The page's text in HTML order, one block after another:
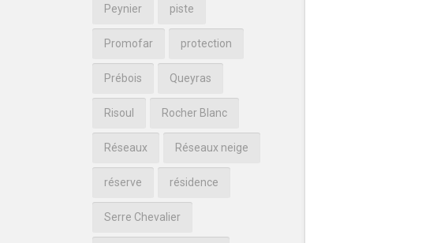
Peynier piste
Promofar protection
Prébois Queyras
Risoul Rocher Blanc
Réseaux Réseaux neige
réserve résidence
Serre Chevalier